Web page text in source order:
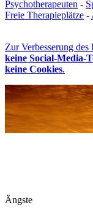
Psychotherapeuten -
Freie Therapieplätze -
Zur Verbesserung des
keine Social-Media-
keine Cookies.
Ängste